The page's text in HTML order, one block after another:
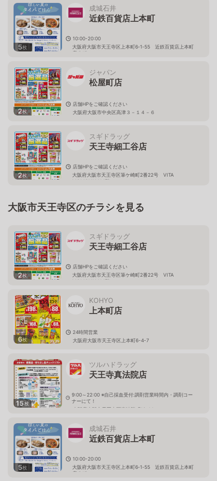
5枚
成城石井
近鉄百貨店上本町
10:00-20:00
大阪府大阪市天王寺区上本町6‐1‐55 近鉄百貨店上本町
店 B1F
2枚
ジャパン
松屋町店
店舗HPをご確認ください
大阪府大阪市中央区高津３－１４－６
2枚
スギドラッグ
天王寺細工谷店
店舗HPをご確認ください
大阪府大阪市天王寺区筆ケ崎町2番22号 VITA
MOMOYAMA1階
大阪市天王寺区のチラシを見る
2枚
スギドラッグ
天王寺細工谷店
店舗HPをご確認ください
大阪府大阪市天王寺区筆ケ崎町2番22号 VITA
MOMOYAMA1階
6枚
KOHYO
上本町店
24時間営業
大阪府大阪市天王寺区上本町6-4-7
15枚
ツルハドラッグ
天王寺真法院店
9:00～22:00 ※自己採血受付:調剤営業時間内・調剤コー
ナーにて！
大阪府大阪市天王寺区真法院町12-14
5枚
成城石井
近鉄百貨店上本町
10:00-20:00
大阪府大阪市天王寺区上本町6‐1‐55 近鉄百貨店上本町
店 B1F